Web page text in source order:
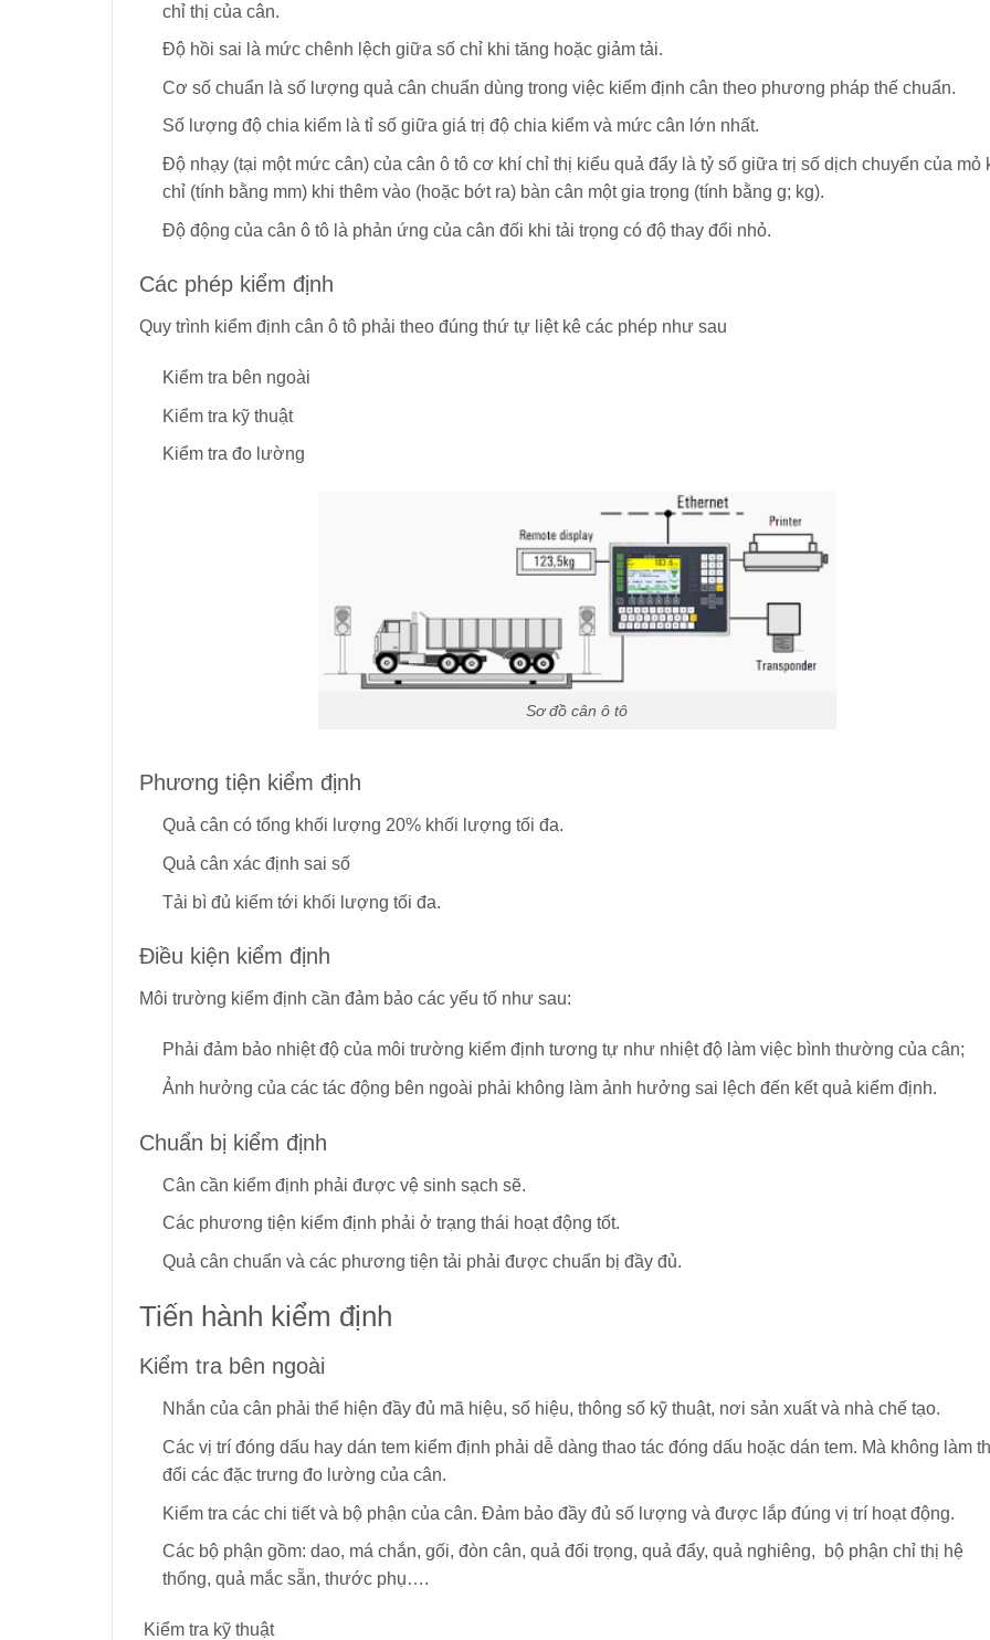
chỉ thị của cân.
Độ hồi sai là mức chênh lệch giữa số chỉ khi tăng hoặc giảm tải.
Cơ số chuẩn là số lượng quả cân chuẩn dùng trong việc kiểm định cân theo phương pháp thế chuẩn.
Số lượng độ chia kiểm là tỉ số giữa giá trị độ chia kiểm và mức cân lớn nhất.
Độ nhạy (tại một mức cân) của cân ô tô cơ khí chỉ thị kiểu quả đẩy là tỷ số giữa trị số dịch chuyển của mỏ
chỉ (tính bằng mm) khi thêm vào (hoặc bớt ra) bàn cân một gia trọng (tính bằng g; kg).
Độ động của cân ô tô là phản ứng của cân đối khi tải trọng có độ thay đổi nhỏ.
Các phép kiểm định
Quy trình kiểm định cân ô tô phải theo đúng thứ tự liệt kê các phép như sau
Kiểm tra bên ngoài
Kiểm tra kỹ thuật
Kiểm tra đo lường
Sơ đồ cân ô tô
Phương tiện kiểm định
Quả cân có tổng khối lượng 20% khối lượng tối đa.
Quả cân xác định sai số
Tải bì đủ kiểm tới khối lượng tối đa.
Điều kiện kiểm định
Môi trường kiểm định cần đảm bảo các yếu tố như sau:
Phải đảm bảo nhiệt độ của môi trường kiểm định tương tự như nhiệt độ làm việc bình thường của cân;
Ảnh hưởng của các tác động bên ngoài phải không làm ảnh hưởng sai lệch đến kết quả kiểm định.
Chuẩn bị kiểm định
Cân cần kiểm định phải được vệ sinh sạch sẽ.
Các phương tiện kiểm định phải ở trạng thái hoạt động tốt.
Quả cân chuẩn và các phương tiện tải phải được chuẩn bị đầy đủ.
Tiến hành kiểm định
Kiểm tra bên ngoài
Nhắn của cân phải thể hiện đầy đủ mã hiệu, số hiệu, thông số kỹ thuật, nơi sản xuất và nhà chế tạo.
Các vị trí đóng dấu hay dán tem kiểm định phải dễ dàng thao tác đóng dấu hoặc dán tem. Mà không làm
đổi các đặc trưng đo lường của cân.
Kiểm tra các chi tiết và bộ phận của cân. Đảm bảo đầy đủ số lượng và được lắp đúng vị trí hoạt động.
Các bộ phận gồm: dao, má chắn, gối, đòn cân, quả đối trọng, quả đẩy, quả nghiêng, bộ phận chỉ thị hệ
thống, quả mắc sẵn, thước phụ….
Kiểm tra kỹ thuật